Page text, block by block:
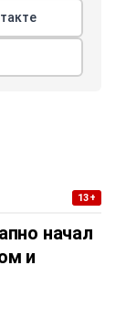
13+
начал
и